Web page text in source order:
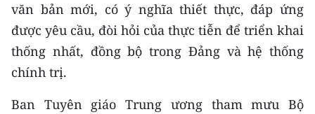
CHUYÊN ĐỀ
CÁC CHUYÊN TRANG
VỀ BÁO NHÂN DÂN
văn bản mới, có ý nghĩa thiết thực, đáp ứng
được yêu cầu, đòi hỏi của thực tiễn để triển khai
thống nhất, đồng bộ trong Đảng và hệ thống
chính trị.
Ban Tuyên giáo Trung ương tham mưu Bộ